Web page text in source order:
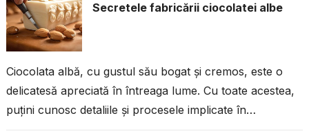
Secretele fabricării ciocolatei albe
Ciocolata albă, cu gustul său bogat și cremos, este o
delicatesă apreciată în întreaga lume. Cu toate acestea,
puțini cunosc detaliile și procesele implicate în